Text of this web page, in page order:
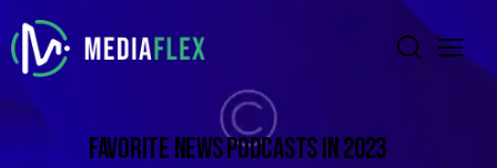
FAVORITE NEWS PODCASTS IN 2023